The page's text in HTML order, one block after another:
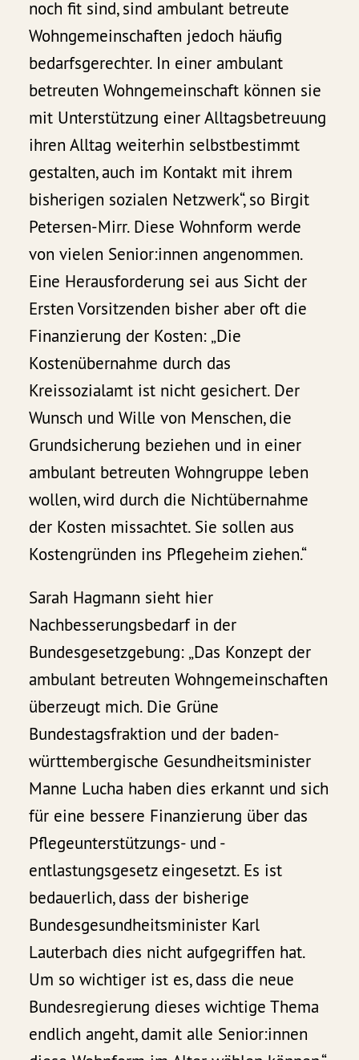
noch fit sind, sind ambulant betreute
Wohngemeinschaften jedoch häufig
bedarfsgerechter. In einer ambulant
betreuten Wohngemeinschaft können sie
mit Unterstützung einer Alltagsbetreuung
ihren Alltag weiterhin selbstbestimmt
gestalten, auch im Kontakt mit ihrem
bisherigen sozialen Netzwerk“, so Birgit
Petersen-Mirr. Diese Wohnform werde
von vielen Senior:innen angenommen.
Eine Herausforderung sei aus Sicht der
Ersten Vorsitzenden bisher aber oft die
Finanzierung der Kosten: „Die
Kostenübernahme durch das
Kreissozialamt ist nicht gesichert. Der
Wunsch und Wille von Menschen, die
Grundsicherung beziehen und in einer
ambulant betreuten Wohngruppe leben
wollen, wird durch die Nichtübernahme
der Kosten missachtet. Sie sollen aus
Kostengründen ins Pflegeheim ziehen.“
Sarah Hagmann sieht hier
Nachbesserungsbedarf in der
Bundesgesetzgebung: „Das Konzept der
ambulant betreuten Wohngemeinschaften
überzeugt mich. Die Grüne
Bundestagsfraktion und der baden-
württembergische Gesundheitsminister
Manne Lucha haben dies erkannt und sich
für eine bessere Finanzierung über das
Pflegeunterstützungs- und -
entlastungsgesetz eingesetzt. Es ist
bedauerlich, dass der bisherige
Bundesgesundheitsminister Karl
Lauterbach dies nicht aufgegriffen hat.
Um so wichtiger ist es, dass die neue
Bundesregierung dieses wichtige Thema
endlich angeht, damit alle Senior:innen